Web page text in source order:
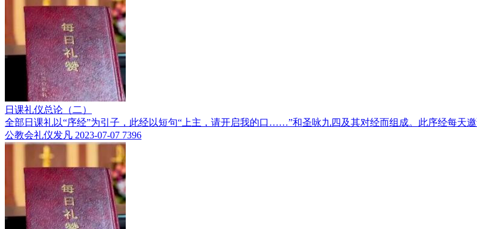
日课礼仪总论（二）
全部日课礼以“序经”为引子，此经以短句“上主，请开启我的口……”和圣咏九四及其对经而组成。此序经每天
公教会礼仪发凡 2023-07-07 7396